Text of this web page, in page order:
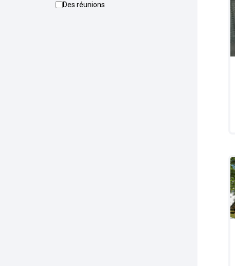
Des réunions